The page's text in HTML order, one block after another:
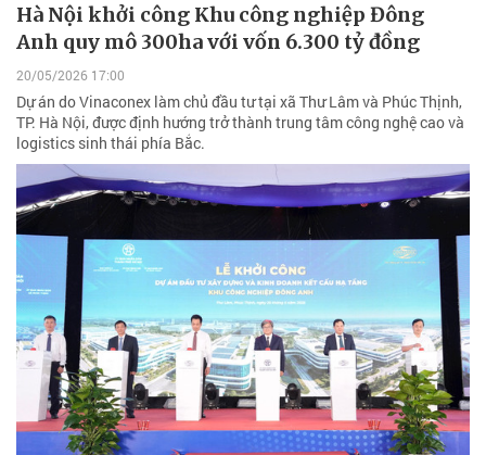
Hà Nội khởi công Khu công nghiệp Đông
Anh quy mô 300ha với vốn 6.300 tỷ đồng
20/05/2026 17:00
Dự án do Vinaconex làm chủ đầu tư tại xã Thư Lâm và Phúc Thịnh,
TP. Hà Nội, được định hướng trở thành trung tâm công nghệ cao và
logistics sinh thái phía Bắc.